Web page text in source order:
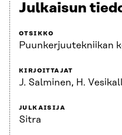
Julkaisun
OTSIKKO
Puunkerjuutekniikan
KIRJOITTAJAT
J. Salminen, H.
JULKAISIJA
Sitra